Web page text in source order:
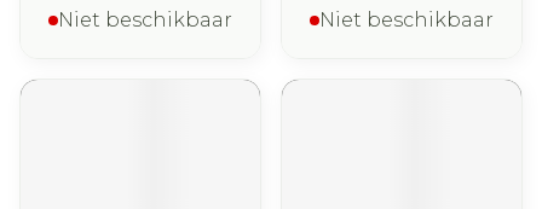
Niet beschikbaar Niet beschikbaar